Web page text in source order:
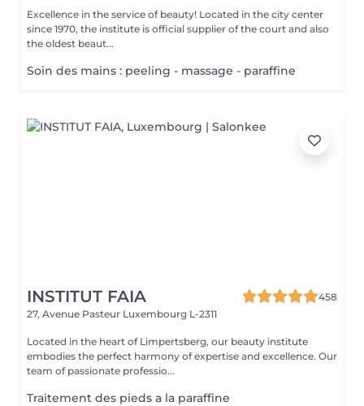
Excellence in the service of beauty! Located in the city center
since 1970, the institute is official supplier of the court and also
the oldest beaut...
Soin des mains : peeling - massage - paraffine
INSTITUT FAIA
458
27, Avenue Pasteur Luxembourg L-2311
Located in the heart of Limpertsberg, our beauty institute
embodies the perfect harmony of expertise and excellence. Our
team of passionate professio...
Traitement des pieds a la paraffine